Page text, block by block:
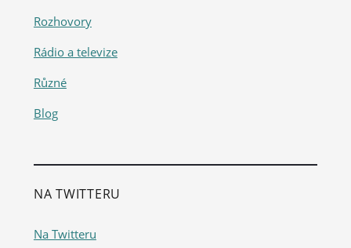
Rozhovory
Rádio a televize
Různé
Blog
NA TWITTERU
Na Twitteru